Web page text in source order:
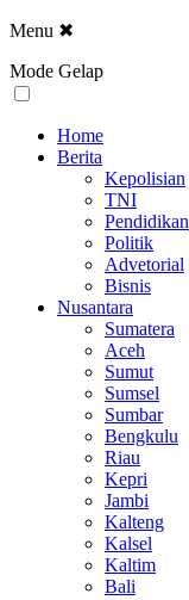
Menu ✖
Mode Gelap
Home
Berita
Kepolisian
TNI
Pendidikan
Politik
Advetorial
Bisnis
Nusantara
Sumatera
Aceh
Sumut
Sumsel
Sumbar
Bengkulu
Riau
Kepri
Jambi
Kalteng
Kalsel
Kaltim
Bali